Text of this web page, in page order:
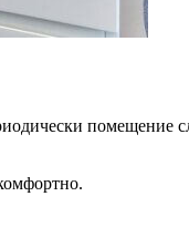
помещение